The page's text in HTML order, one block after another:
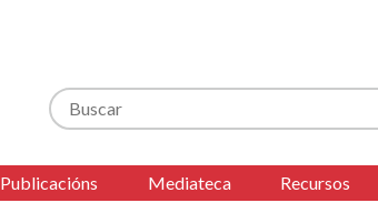
Buscar
Publicacións Mediateca Recursos